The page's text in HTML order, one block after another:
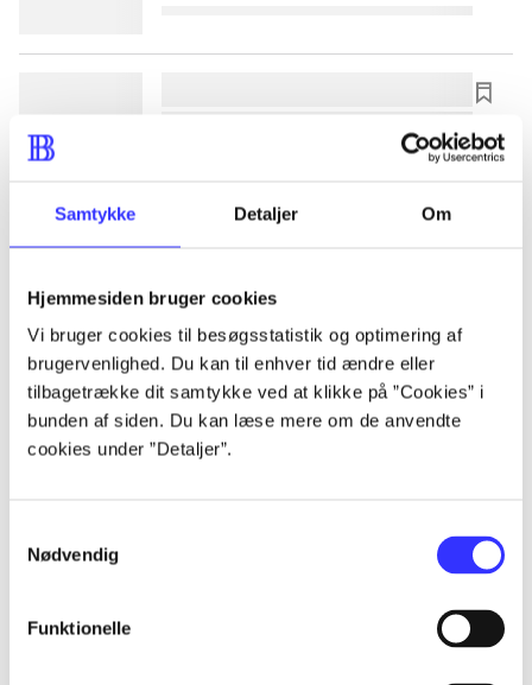
Samtykke Detaljer Om
Hjemmesiden bruger cookies
Vi bruger cookies til besøgsstatistik og optimering af
brugervenlighed. Du kan til enhver tid ændre eller
tilbagetrække dit samtykke ved at klikke på ”Cookies” i
bunden af siden. Du kan læse mere om de anvendte
cookies under ”Detaljer”.
Nødvendig
Funktionelle
lorem ipsum dolor sit amet ...
lorem ipsum dolor sit amet ...
lorem ipsum dolor sit amet ...
lorem ipsum dolor sit amet ...
lorem ipsum dolor sit amet ...
lorem ipsum dolor sit amet ...
lorem ipsum dolor sit amet ...
lorem ipsum dolor sit amet ...
lorem ipsum dolor sit amet ...
lorem ipsum dolor sit amet ...
lorem ipsum dolor sit amet ...